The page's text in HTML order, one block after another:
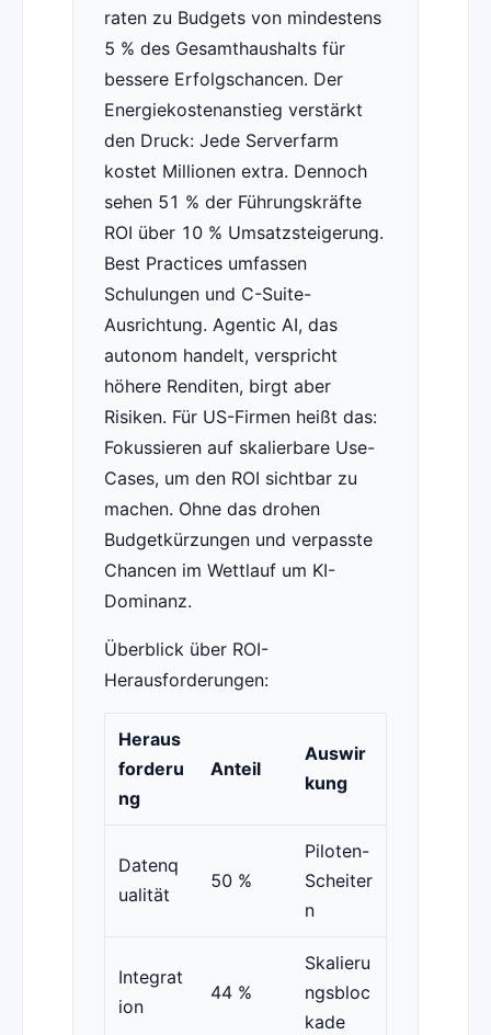
raten zu Budgets von mindestens
5 % des Gesamthaushalts für
bessere Erfolgschancen. Der
Energiekostenanstieg verstärkt
den Druck: Jede Serverfarm
kostet Millionen extra. Dennoch
sehen 51 % der Führungskräfte
ROI über 10 % Umsatzsteigerung.
Best Practices umfassen
Schulungen und C-Suite-
Ausrichtung. Agentic AI, das
autonom handelt, verspricht
höhere Renditen, birgt aber
Risiken. Für US-Firmen heißt das:
Fokussieren auf skalierbare Use-
Cases, um den ROI sichtbar zu
machen. Ohne das drohen
Budgetkürzungen und verpasste
Chancen im Wettlauf um KI-
Dominanz.
Überblick über ROI-
Herausforderungen:
Heraus
forderu
ng
Anteil
Auswir
kung
Datenq
ualität
50 %
Piloten-
Scheiter
n
Integrat
ion
44 %
Skalieru
ngsbloc
kade